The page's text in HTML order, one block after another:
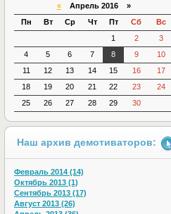
«Апрель 2016 »
Пн
Вт Ср Чт Пт Сб
Вс
1
2
3
4
5 6 7 8 9
10
11
12 13 14 15 16
17
18
19 20 21 22 23
24
25
26 27 28 29 30
Наш архив демотиваторов:
Февраль 2014 (14)
Октябрь 2013 (1)
Сентябрь 2013 (17)
Август 2013 (26)